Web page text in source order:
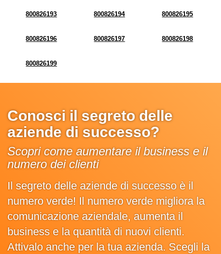
800826193 800826194 800826195
800826196 800826197 800826198
800826199
Conosci il segreto delle
aziende di successo?
Scopri come aumentare il business e il
numero dei clienti
Il segreto delle aziende di successo è il
numero verde! Il numero verde migliora la
comunicazione aziendale, aumenta il
business e la quantità di nuovi clienti.
Attivalo anche per la tua azienda. Scegli la